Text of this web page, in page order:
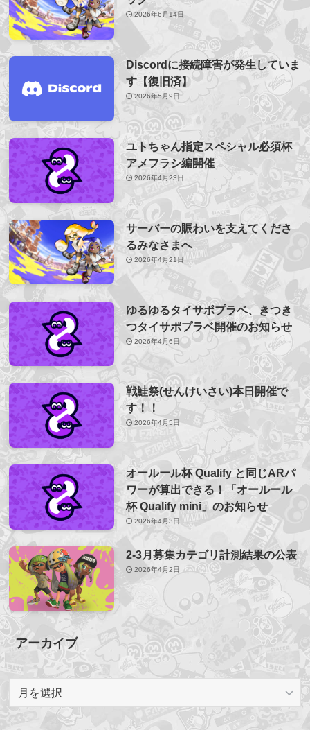
2026年6月14日
Discordに接続障害が発生していま
す【復旧済】
2026年5月9日
ユトちゃん指定スペシャル必須杯
アメフラシ編開催
2026年4月23日
サーバーの賑わいを支えてくださ
るみなさまへ
2026年4月21日
ゆるゆるタイサポプラベ、きつき
つタイサポプラベ開催のお知らせ
2026年4月6日
戦鮭祭(せんけいさい)本日開催で
す！！
2026年4月5日
オールール杯 Qualify と同じARパ
ワーが算出できる！「オールール
杯 Qualify mini」のお知らせ
2026年4月3日
2-3月募集カテゴリ計測結果の公表
2026年4月2日
アーカイブ